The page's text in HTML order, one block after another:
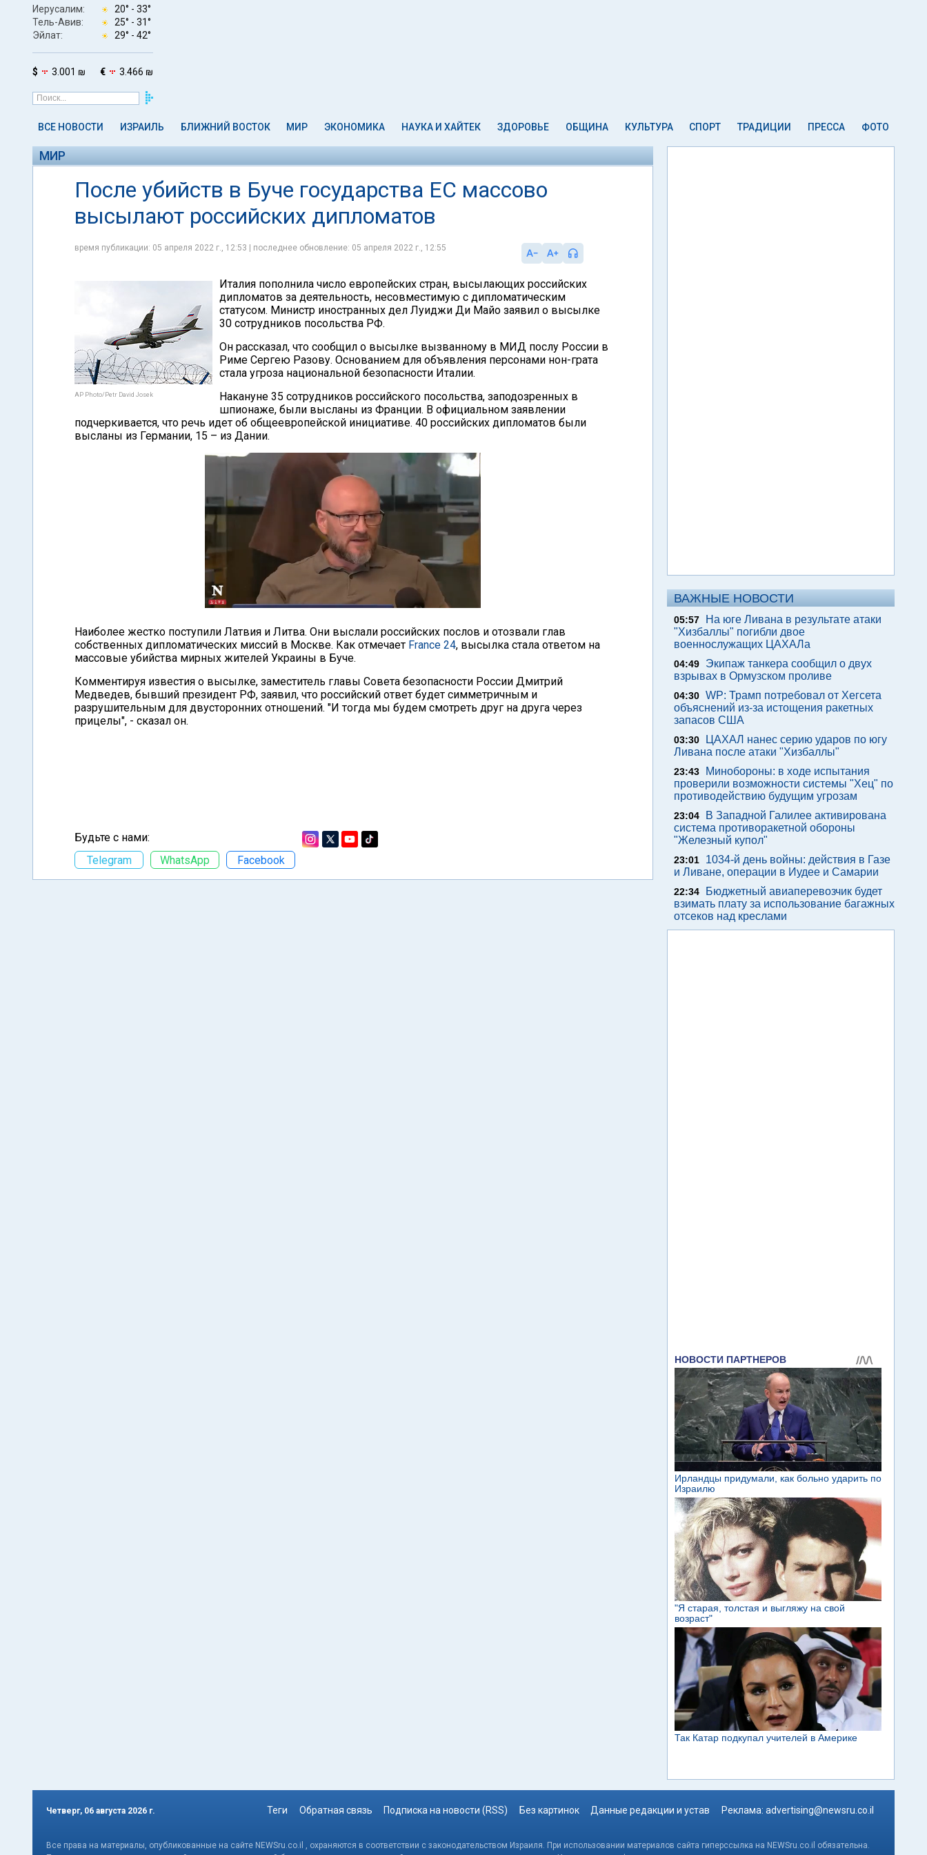
Иерусалим: 20° - 33°
Тель-Авив:
25° - 31°
Эйлат:
29° - 42°
$ 3.001 ₪ € 3.466 ₪
ВСЕ НОВОСТИ ИЗРАИЛЬ БЛИЖНИЙ ВОСТОК МИР ЭКОНОМИКА НАУКА И ХАЙТЕК ЗДОРОВЬЕ ОБЩИНА КУЛЬТУРА СПОРТ ТРАДИЦИИ ПРЕССА ФОТО
МИР
После убийств в Буче государства ЕС массово
высылают российских дипломатов
время публикации: 05 апреля 2022 г., 12:53 | последнее обновление: 05 апреля 2022 г., 12:55
AP Photo/Petr David Josek
Италия пополнила число европейских стран, высылающих российских
дипломатов за деятельность, несовместимую с дипломатическим
статусом. Министр иностранных дел Луиджи Ди Майо заявил о высылке
30 сотрудников посольства РФ.
Он рассказал, что сообщил о высылке вызванному в МИД послу России в
Риме Сергею Разову. Основанием для объявления персонами нон-грата
стала угроза национальной безопасности Италии.
Накануне 35 сотрудников российского посольства, заподозренных в
шпионаже, были высланы из Франции. В официальном заявлении
подчеркивается, что речь идет об общеевропейской инициативе. 40 российских дипломатов были
высланы из Германии, 15 – из Дании.
Наиболее жестко поступили Латвия и Литва. Они выслали российских послов и отозвали глав
собственных дипломатических миссий в Москве. Как отмечает France 24, высылка стала ответом на
массовые убийства мирных жителей Украины в Буче.
Комментируя известия о высылке, заместитель главы Совета безопасности России Дмитрий
Медведев, бывший президент РФ, заявил, что российский ответ будет симметричным и
разрушительным для двусторонних отношений. "И тогда мы будем смотреть друг на друга через
прицелы", - сказал он.
Будьте с нами:
Telegram
WhatsApp Facebook
ВАЖНЫЕ НОВОСТИ
05:57
На юге Ливана в результате атаки
"Хизбаллы" погибли двое
военнослужащих ЦАХАЛа
04:49
Экипаж танкера сообщил о двух
взрывах в Ормузском проливе
04:30 WP: Трамп потребовал от Хегсета
объяснений из-за истощения ракетных
запасов США
03:30
ЦАХАЛ нанес серию ударов по югу
Ливана после атаки "Хизбаллы"
23:43
Минобороны: в ходе испытания
проверили возможности системы "Хец" по
противодействию будущим угрозам
23:04
В Западной Галилее активирована
система противоракетной обороны
"Железный купол"
23:01
1034-й день войны: действия в Газе
и Ливане, операции в Иудее и Самарии
22:34
Бюджетный авиаперевозчик будет
взимать плату за использование багажных
отсеков над креслами
Четверг, 06 августа 2026 г. Теги Обратная связь Подписка на новости (RSS) Без картинок Данные редакции и устав Реклама: advertising@newsru.co.il
Все права на материалы, опубликованные на сайте NEWSru.co.il , охраняются в соответствии с законодательством Израиля. При использовании материалов сайта гиперссылка на NEWSru.co.il обязательна.